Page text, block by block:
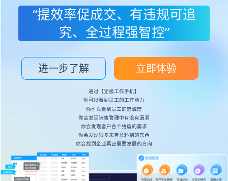
“提效率促成交、有违规可追
究、全过程强智控”
进一步了解 立即体验
通过【无极工作手机】
你可以看到员工的工作能力
你可以看到员工的忠诚度
你会发现销售管理中有没有漏洞
你会发现客户各个维度的需求
你会发现很多未曾意料到的东西
你会找到企业真正需要发展的方向